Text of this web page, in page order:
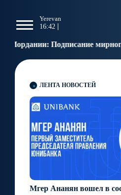
Yerevan
16:42
мирного соглашения между
ЛЕНТА НОВОСТЕЙ
Мгер Ананян вошел в